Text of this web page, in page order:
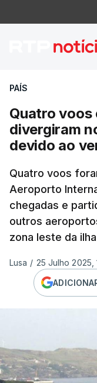
Quatro
PAÍS
Quatro voos
divergiram
devido ao
Quatro voos
Aeroporto
chegadas e
outros
zona leste da
Lusa / 25 Julho 2025,